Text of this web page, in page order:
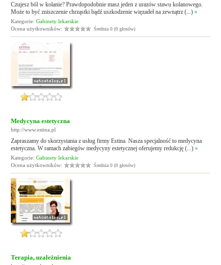
Czujesz ból w kolanie? Prawdopodobnie masz jeden z urazów stawu kolanowego.
Może to być zniszczenie chrząstki bądź uszkodzenie więzadeł na zewnątrz (...)»
Kategorie:Gabinety lekarskie
Ocena użytkowników:
Średnia 0 (0 głosów)
Medycyna estetyczna
http://www.estina.pl
Zapraszamy do skorzystania z usług firmy Estina. Nasza specjalność to medycyna
estetyczna. W ramach zabiegów medycyny estetycznej oferujemy redukcję (...)»
Kategorie:Gabinety lekarskie
Ocena użytkowników:
Średnia 0 (0 głosów)
Terapia, uzależnienia